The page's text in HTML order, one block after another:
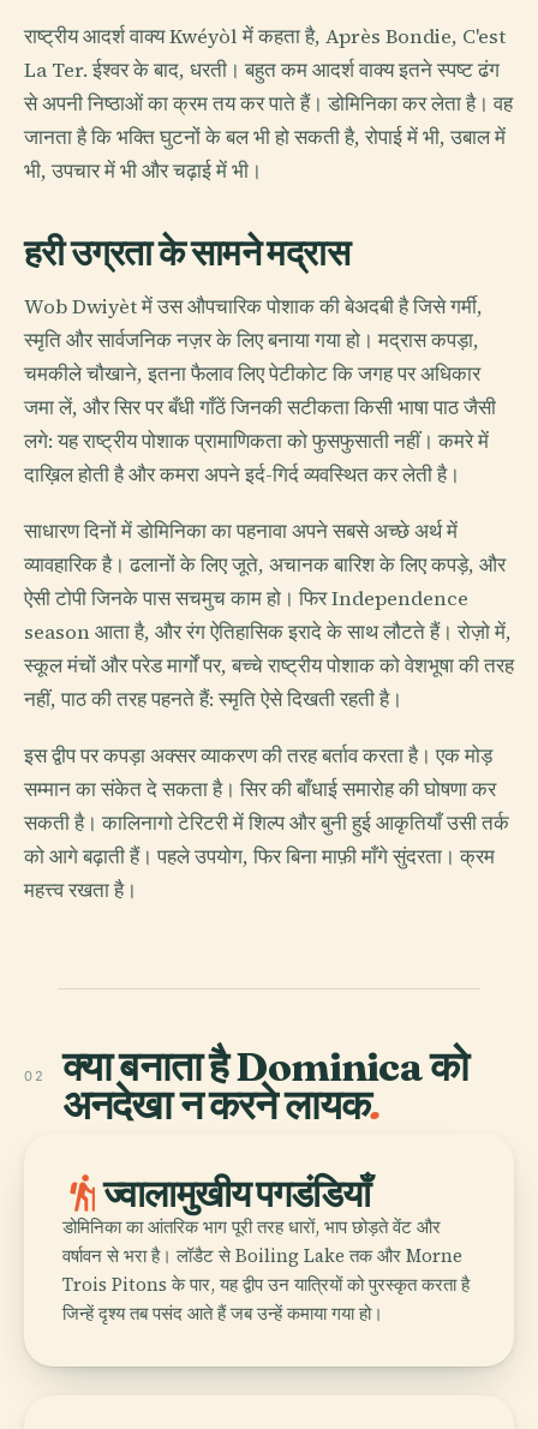
राष्ट्रीय आदर्श वाक्य Kwéyòl में कहता है, Après Bondie, C'est
La Ter. ईश्वर के बाद, धरती। बहुत कम आदर्श वाक्य इतने स्पष्ट ढंग
से अपनी निष्ठाओं का क्रम तय कर पाते हैं। डोमिनिका कर लेता है। वह
जानता है कि भक्ति घुटनों के बल भी हो सकती है, रोपाई में भी, उबाल में
भी, उपचार में भी और चढ़ाई में भी।
हरी उग्रता के सामने मद्रास
Wob Dwiyèt में उस औपचारिक पोशाक की बेअदबी है जिसे गर्मी,
स्मृति और सार्वजनिक नज़र के लिए बनाया गया हो। मद्रास कपड़ा,
चमकीले चौखाने, इतना फैलाव लिए पेटीकोट कि जगह पर अधिकार
जमा लें, और सिर पर बँधी गाँठें जिनकी सटीकता किसी भाषा पाठ जैसी
लगे: यह राष्ट्रीय पोशाक प्रामाणिकता को फुसफुसाती नहीं। कमरे में
दाख़िल होती है और कमरा अपने इर्द-गिर्द व्यवस्थित कर लेती है।
साधारण दिनों में डोमिनिका का पहनावा अपने सबसे अच्छे अर्थ में
व्यावहारिक है। ढलानों के लिए जूते, अचानक बारिश के लिए कपड़े, और
ऐसी टोपी जिनके पास सचमुच काम हो। फिर Independence
season आता है, और रंग ऐतिहासिक इरादे के साथ लौटते हैं। रोज़ो में,
स्कूल मंचों और परेड मार्गों पर, बच्चे राष्ट्रीय पोशाक को वेशभूषा की तरह
नहीं, पाठ की तरह पहनते हैं: स्मृति ऐसे दिखती रहती है।
इस द्वीप पर कपड़ा अक्सर व्याकरण की तरह बर्ताव करता है। एक मोड़
सम्मान का संकेत दे सकता है। सिर की बाँधाई समारोह की घोषणा कर
सकती है। कालिनागो टेरिटरी में शिल्प और बुनी हुई आकृतियाँ उसी तर्क
को आगे बढ़ाती हैं। पहले उपयोग, फिर बिना माफ़ी माँगे सुंदरता। क्रम
महत्त्व रखता है।
02 क्या बनाता है Dominica को
अनदेखा न करने लायक.
hikingज्वालामुखीय पगडंडियाँ
डोमिनिका का आंतरिक भाग पूरी तरह धारों, भाप छोड़ते वेंट और
वर्षावन से भरा है। लॉडैट से Boiling Lake तक और Morne
Trois Pitons के पार, यह द्वीप उन यात्रियों को पुरस्कृत करता है
जिन्हें दृश्य तब पसंद आते हैं जब उन्हें कमाया गया हो।